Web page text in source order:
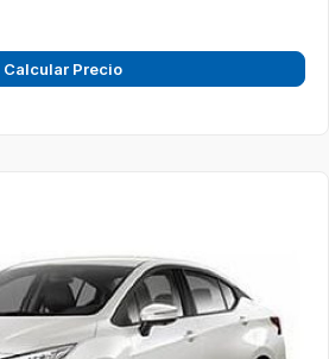
Calcular Precio